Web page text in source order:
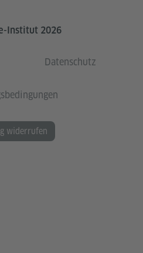
Institut 2026
Datenschutz
widerrufen